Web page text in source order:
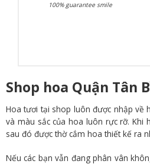
100% guarantee smile
Shop hoa Quận
Hoa tươi tại shop luôn được nhập về
và màu sắc của hoa luôn rực rỡ.
sau đó được thờ cắm hoa thiết kế ra
Nếu các bạn vẫn đang phân vân